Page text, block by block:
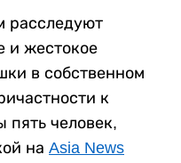
расследуют
и жестокое
в собственном
к
человек,
на Asia News